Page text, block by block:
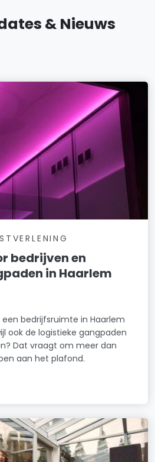
& Nieuws
bedrijven en
in Haarlem
bedrijfsruimte in Haarlem
ook de logistieke gangpaden
Dat vraagt om meer dan
aan het plafond.